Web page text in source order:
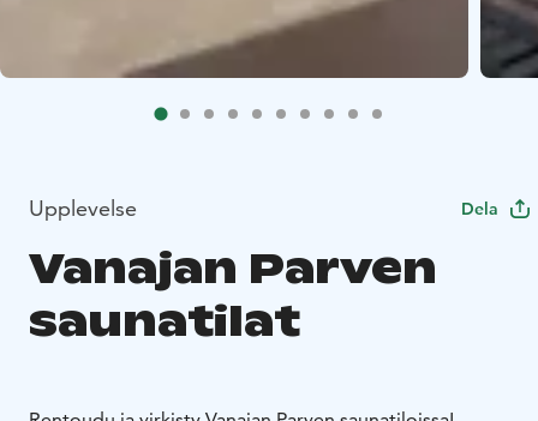
Upplevelse Dela
Vanajan Parven
saunatilat